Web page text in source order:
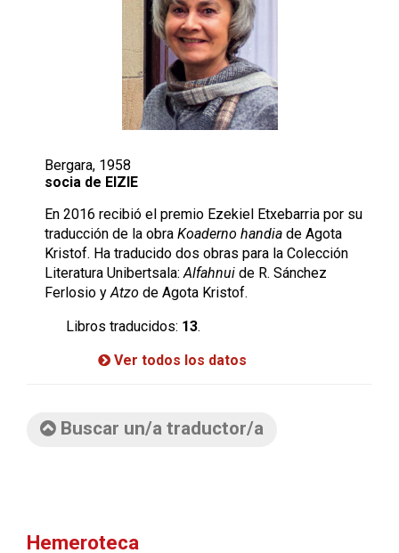
Bergara, 1958
socia de EIZIE
En 2016 recibió el premio Ezekiel Etxebarria por su
traducción de la obra Koaderno handia de Agota
Kristof. Ha traducido dos obras para la Colección
Literatura Unibertsala:Alfahnui de R. Sánchez
Ferlosio yAtzo de Agota Kristof.
Libros traducidos: 13.
Ver todos los datos
Buscar un/a traductor/a
Hemeroteca